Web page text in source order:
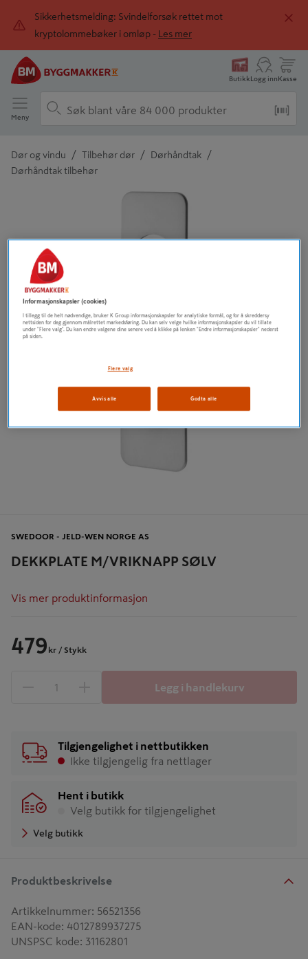
Sikkerhetsmelding: Svindelforsøk rettet mot
kryptolommebøker i omløp -
Les mer
ButikkLogg innKasse
Meny
Dør og vindu / Tilbehør dør / Dørhåndtak /
Dørhåndtak tilbehør
Detaljert beskrivelse finnes i produktbeskrivelsen
DEKKPLATE M/VRIKNAPP SØLV
SWEDOOR - JELD-WEN NORGE AS
Vis mer produktinformasjon
479 kr / Stykk
1 produkter
Legg i handlekurv
Tilgjengelighet i nettbutikken
Ikke tilgjengelig fra nettlager
Hent i butikk
Velg butikk for tilgjengelighet
Velg butikk
Produktbeskrivelse
Artikkelnummer: 56521356
EAN-kode: 4012789937275
UNSPSC kode: 31162801
Informasjonskapsler (cookies)
I tillegg til de helt nødvendige, bruker K Group informasjonskapsler for analytiske formål, og for å skreddersy
nettsiden for deg gjennom målrettet markedsføring. Du kan selv velge hvilke informasjonskapsler du vil tillate
under "Flere valg". Du kan endre valgene dine senere ved å klikke på lenken "Endre informasjonskapsler" nederst
på siden.
Flere valg
Avvis alle Godta alle